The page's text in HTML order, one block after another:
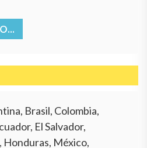
Brasil, Colombia,
El Salvador,
Honduras, México,